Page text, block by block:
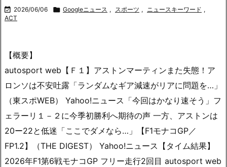
 2026/06/06  Googleニュース , スポーツ , ニュースキーワード ,
ACT
【概要】
autosport web【Ｆ１】アストンマーティンまた失態！ア
ロンソは不安吐露「ランダムなギア減速がリアに問題を…」
（東スポWEB） Yahoo!ニュース「今回はかなり速そう」フ
ェラーリ１－２に今季初勝利へ期待の声 一方、アストンは
20ー22と低迷「ここでダメなら…」【F1モナコGP／
FP1.2】（THE DIGEST） Yahoo!ニュース【タイム結果】
2026年F1第6戦モナコGP フリー走行2回目 autosport web